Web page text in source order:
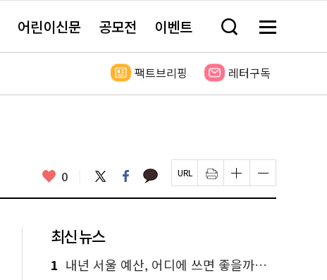
어린이신문 공모전 이벤트 검
창
기
메
전
보
팩트브리핑 레터구독
좋
요
0 트
위
터
페
이
스
카
카 페
이
지
인
쇄
하
글
자
크
하
기
글
자
크
하
최신 뉴스
1 내년 서울 예산, 어디에 쓰면 좋을까요? 온라인 투표